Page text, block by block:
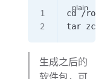
cd /root/
tar zcvf
生成之后的